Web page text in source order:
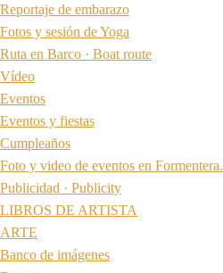
Reportaje de embarazo
Fotos y sesión de Yoga
Ruta en Barco · Boat route
Vídeo
Eventos
Eventos y fiestas
Cumpleaños
Foto y video de eventos en Formentera.
Publicidad · Publicity
LIBROS DE ARTISTA
ARTE
Banco de imágenes